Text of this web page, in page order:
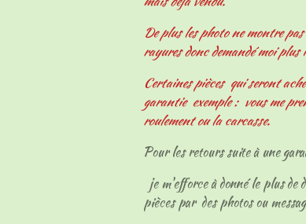
De plus les photo ne montre
rayures donc demandé moi plus
Certaines pièces qui seront
garantie exemple : vous me
roulement ou la carcasse.
Pour les retours suite à une
je m'efforce à donné le plus de
pièces par des photos ou